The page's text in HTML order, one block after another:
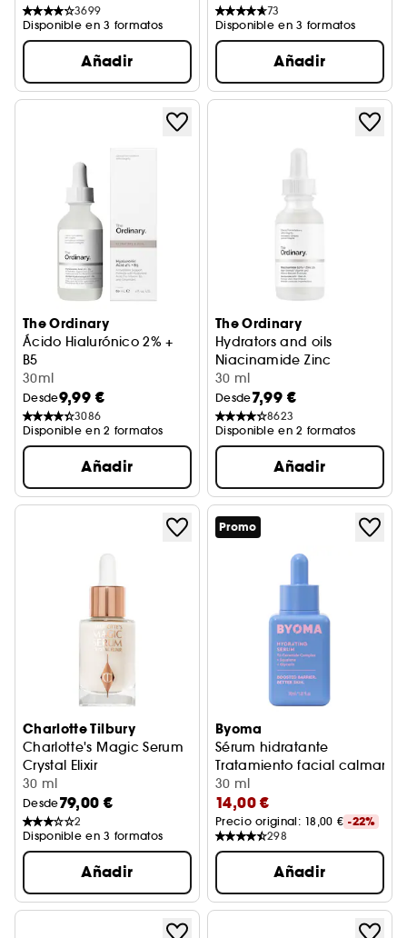
3699
Disponible en 3 formatos
Añadir
73
Disponible en 3 formatos
Añadir
The Ordinary
Ácido Hialurónico 2% +
B5
Sérum hidratante
30ml
Desde9,99 €
3086
Disponible en 2 formatos
Añadir
The Ordinary
Hydrators and oils
Niacinamide Zinc
Fórmula antiimperfecciones
30 ml
Desde7,99 €
8623
Disponible en 2 formatos
Añadir
Charlotte Tilbury
Charlotte's Magic Serum
Crystal Elixir
Sérum rostro
30 ml
Desde79,00 €
2
Disponible en 3 formatos
Añadir
Promo
Byoma
Sérum hidratante
Tratamiento facial calmante
30 ml
14,00 €
Precio original: 18,00 € -22%
298
Añadir